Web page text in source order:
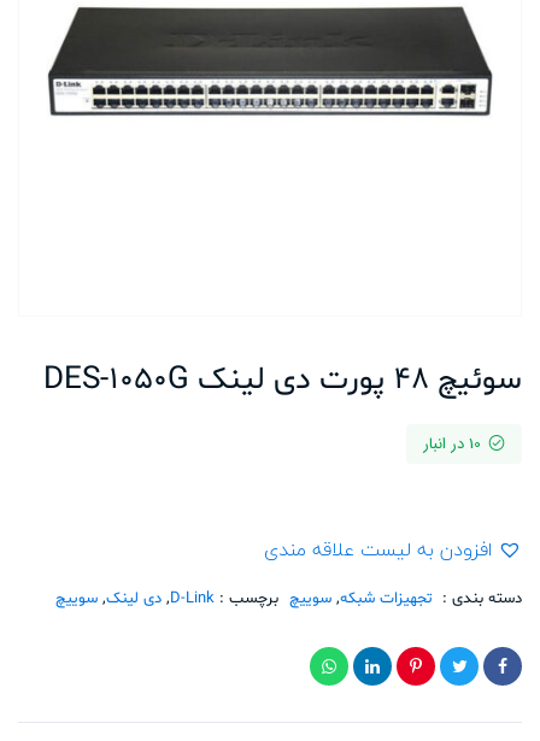
سوئیچ 48 پورت دی لینک DES-1050G
10 در انبار
افزودن به لیست علاقه مندی
دسته بندی : تجهیزات شبکه, سوییچ برچسب : D-Link
, دی لینک, سوییچ